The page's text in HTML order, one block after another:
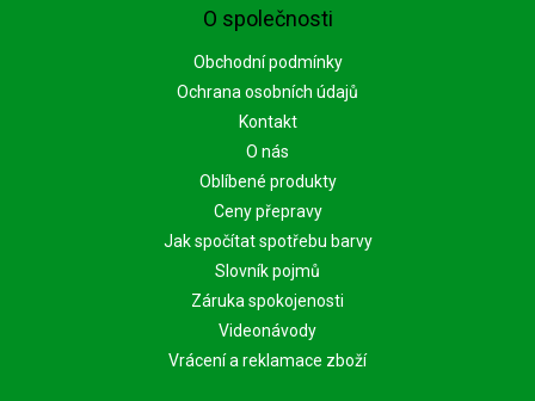
O společnosti
Obchodní podmínky
Ochrana osobních údajů
Kontakt
O nás
Oblíbené produkty
Ceny přepravy
Jak spočítat spotřebu barvy
Slovník pojmů
Záruka spokojenosti
Videonávody
Vrácení a reklamace zboží